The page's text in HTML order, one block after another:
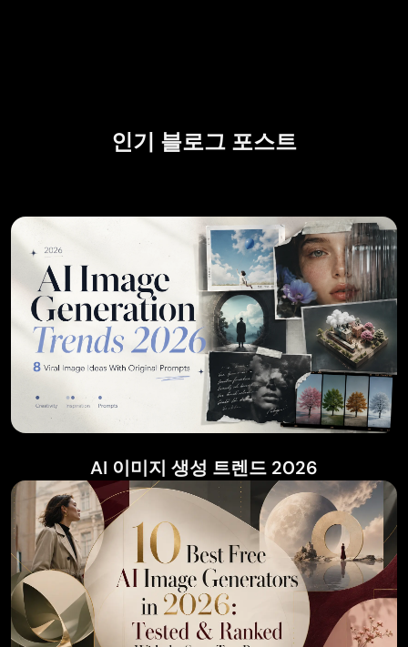
인기 블로그 포스트
AI 이미지 생성 트렌드 2026